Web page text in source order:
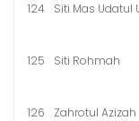
124
Siti Mas Udatul
125
Siti Rohmah
126
Zahrotul Azizah